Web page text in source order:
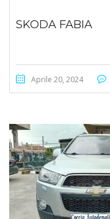
SKODA FABIA
Aprile 20, 2024